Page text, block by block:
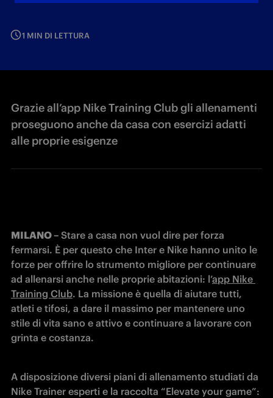
1 MIN DI LETTURA
Grazie all’app Nike Training Club gli allenamenti
proseguono anche da casa con esercizi adatti
alle proprie esigenze
MILANO – Stare a casa non vuol dire per forza
fermarsi. È per questo che Inter e Nike hanno unito le
forze per offrire lo strumento migliore per continuare
ad allenarsi anche nelle proprie abitazioni: l’app Nike
Training Club. La missione è quella di aiutare tutti,
atleti e tifosi, a dare il massimo per mantenere uno
stile di vita sano e attivo e continuare a lavorare con
grinta e costanza.
A disposizione diversi piani di allenamento studiati da
Nike Trainer esperti e la raccolta “Elevate your game”: